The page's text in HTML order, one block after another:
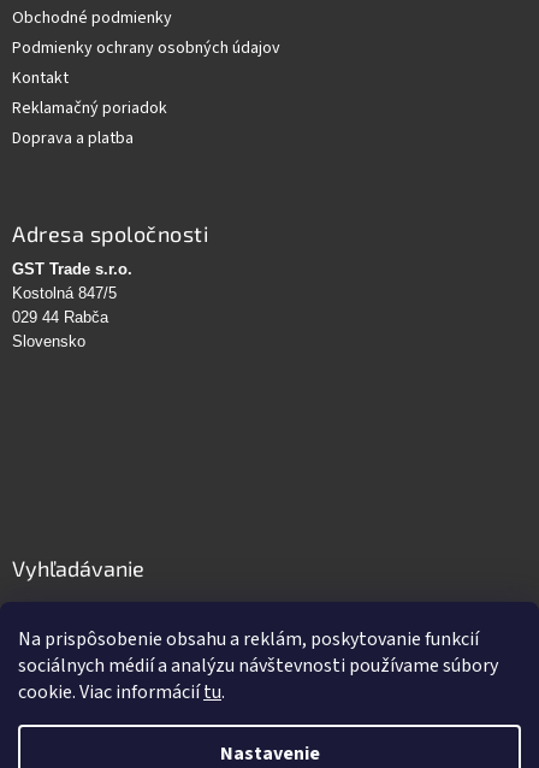
Na prispôsobenie obsahu a reklám, poskytovanie funkcií
sociálnych médií a analýzu návštevnosti používame súbory
cookie. Viac informáciítu.
Nastavenie
Obchodné podmienky
Podmienky ochrany osobných údajov
Kontakt
Reklamačný poriadok
Doprava a platba
Adresa spoločnosti
GST Trade s.r.o.
Kostolná 847/5
029 44 Rabča
Slovensko
Vyhľadávanie
HĽADAŤ